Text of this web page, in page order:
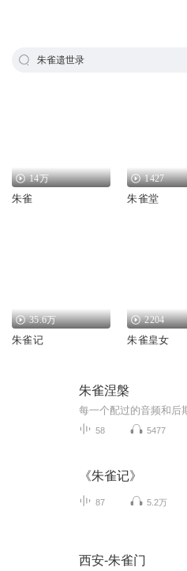
朱雀遗世录
14万
朱雀
1427
朱雀堂
35.6万
朱雀记
2204
朱雀皇女
朱雀涅槃
58 5477
《朱雀记》
87 5.2万
西安-朱雀门